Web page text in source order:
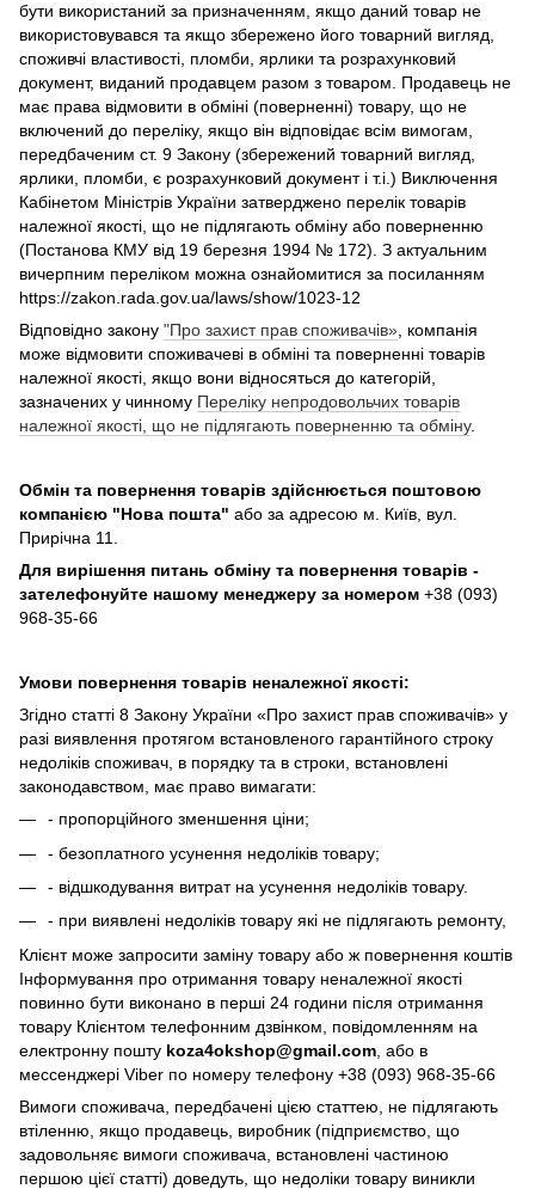
бути використаний за призначенням, якщо даний товар не
використовувався та якщо збережено його товарний вигляд,
споживчі властивості, пломби, ярлики та розрахунковий
документ, виданий продавцем разом з товаром. Продавець не
має права відмовити в обміні (поверненні) товару, що не
включений до переліку, якщо він відповідає всім вимогам,
передбаченим ст. 9 Закону (збережений товарний вигляд,
ярлики, пломби, є розрахунковий документ і т.і.) Виключення
Кабінетом Міністрів України затверджено перелік товарів
належної якості, що не підлягають обміну або поверненню
(Постанова КМУ від 19 березня 1994 № 172). З актуальним
вичерпним переліком можна ознайомитися за посиланням
https://zakon.rada.gov.ua/laws/show/1023-12
Відповідно закону "Про захист прав споживачів» , компанія
може відмовити споживачеві в обміні та поверненні товарів
належної якості, якщо вони відносяться до категорій,
зазначених у чинному Переліку непродовольчих товарів
належної якості, що не підлягають поверненню та обміну.
Обмін та повернення товарів здійснюється поштовою
компанією "Нова пошта" або за адресою м. Київ, вул.
Прирічна 11.
Для вирішення питань обміну та повернення товарів -
зателефонуйте нашому менеджеру за номером +38 (093)
968-35-66
Умови повернення товарів неналежної якості:
Згідно статті 8 Закону України «Про захист прав споживачів» у
разі виявлення протягом встановленого гарантійного строку
недоліків споживач, в порядку та в строки, встановлені
законодавством, має право вимагати:
- пропорційного зменшення ціни;
- безоплатного усунення недоліків товару;
- відшкодування витрат на усунення недоліків товару.
- при виявлені недоліків товару які не підлягають ремонту,
Клієнт може запросити заміну товару або ж повернення коштів
Інформування про отримання товару неналежної якості
повинно бути виконано в перші 24 години після отримання
товару Клієнтом телефонним дзвінком, повідомленням на
електронну пошту koza4okshop@gmail.com , або в
мессенджері Viber по номеру телефону +38 (093) 968-35-66
Вимоги споживача, передбачені цією статтею, не підлягають
втіленню, якщо продавець, виробник (підприємство, що
задовольняє вимоги споживача, встановлені частиною
першою цієї статті) доведуть, що недоліки товару виникли